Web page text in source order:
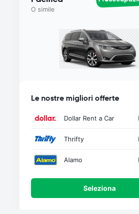
O simile
Le nostre migliori offerte
Dollar Rent a Car
Thrifty
Alamo
Seleziona